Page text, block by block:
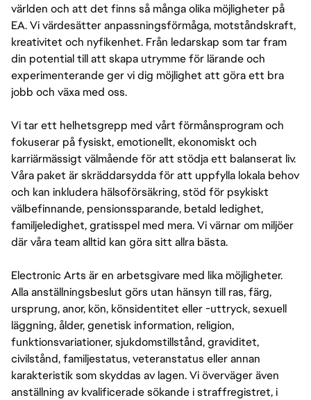
världen och att det finns så många olika möjligheter på
EA. Vi värdesätter anpassningsförmåga, motståndskraft,
kreativitet och nyfikenhet. Från ledarskap som tar fram
din potential till att skapa utrymme för lärande och
experimenterande ger vi dig möjlighet att göra ett bra
jobb och växa med oss.
Vi tar ett helhetsgrepp med vårt förmånsprogram och
fokuserar på fysiskt, emotionellt, ekonomiskt och
karriärmässigt välmående för att stödja ett balanserat liv.
Våra paket är skräddarsydda för att uppfylla lokala behov
och kan inkludera hälsoförsäkring, stöd för psykiskt
välbefinnande, pensionssparande, betald ledighet,
familjeledighet, gratisspel med mera. Vi värnar om miljöer
där våra team alltid kan göra sitt allra bästa.
Electronic Arts är en arbetsgivare med lika möjligheter.
Alla anställningsbeslut görs utan hänsyn till ras, färg,
ursprung, anor, kön, könsidentitet eller -uttryck, sexuell
läggning, ålder, genetisk information, religion,
funktionsvariationer, sjukdomstillstånd, graviditet,
civilstånd, familjestatus, veteranstatus eller annan
karakteristik som skyddas av lagen. Vi överväger även
anställning av kvalificerade sökande i straffregistret, i